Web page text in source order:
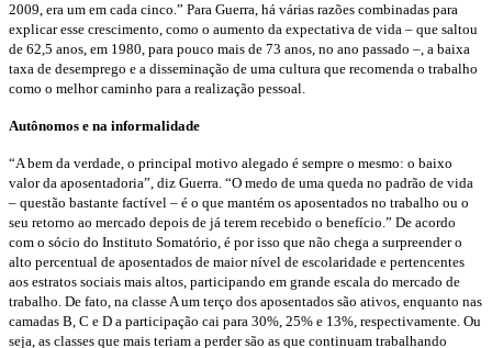
2009, era um em cada cinco.” Para Guerra, há várias razões combinadas para
explicar esse crescimento, como o aumento da expectativa de vida – que saltou
de 62,5 anos, em 1980, para pouco mais de 73 anos, no ano passado –, a baixa
taxa de desemprego e a disseminação de uma cultura que recomenda o trabalho
como o melhor caminho para a realização pessoal.
Autônomos e na informalidade
“A bem da verdade, o principal motivo alegado é sempre o mesmo: o baixo
valor da aposentadoria”, diz Guerra. “O medo de uma queda no padrão de vida
– questão bastante factível – é o que mantém os aposentados no trabalho ou o
seu retorno ao mercado depois de já terem recebido o benefício.” De acordo
com o sócio do Instituto Somatório, é por isso que não chega a surpreender o
alto percentual de aposentados de maior nível de escolaridade e pertencentes
aos estratos sociais mais altos, participando em grande escala do mercado de
trabalho. De fato, na classe A um terço dos aposentados são ativos, enquanto nas
camadas B, C e D a participação cai para 30%, 25% e 13%, respectivamente. Ou
seja, as classes que mais teriam a perder são as que continuam trabalhando